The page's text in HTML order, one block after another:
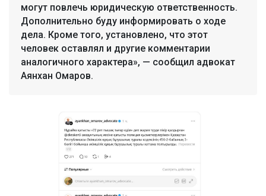
могут повлечь юридическую ответственность.
Дополнительно буду информировать о ходе
дела. Кроме того, установлено, что этот
человек оставлял и другие комментарии
аналогичного характера», — сообщил адвокат
Аянхан Омаров.